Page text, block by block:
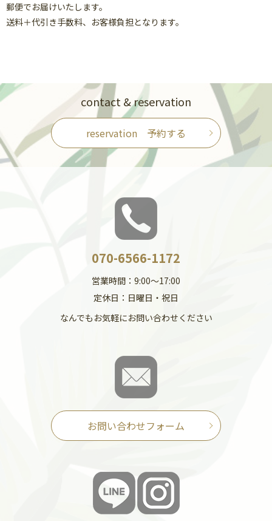
郵便でお届けいたします。
送料＋代引き手数料、お客様負担となります。
contact & reservation
reservation 予約する
070-6566-1172
営業時間：9:00～17:00
定休日：日曜日・祝日
なんでもお気軽にお問い合わせください
お問い合わせフォーム